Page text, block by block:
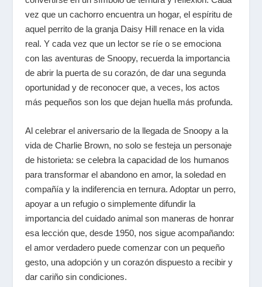
vez que un cachorro encuentra un hogar, el espíritu de
aquel perrito de la granja Daisy Hill renace en la vida
real. Y cada vez que un lector se ríe o se emociona
con las aventuras de Snoopy, recuerda la importancia
de abrir la puerta de su corazón, de dar una segunda
oportunidad y de reconocer que, a veces, los actos
más pequeños son los que dejan huella más profunda.
Al celebrar el aniversario de la llegada de Snoopy a la
vida de Charlie Brown, no solo se festeja un personaje
de historieta: se celebra la capacidad de los humanos
para transformar el abandono en amor, la soledad en
compañía y la indiferencia en ternura. Adoptar un perro,
apoyar a un refugio o simplemente difundir la
importancia del cuidado animal son maneras de honrar
esa lección que, desde 1950, nos sigue acompañando:
el amor verdadero puede comenzar con un pequeño
gesto, una adopción y un corazón dispuesto a recibir y
dar cariño sin condiciones.